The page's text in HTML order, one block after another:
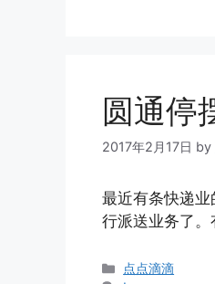
圆通停
2017年2月17日 by
最近有条快递
行派送业务了
Categories
点点滴滴